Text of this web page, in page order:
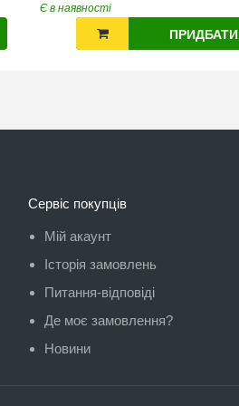
Є в наявності
ПРИДБАТИ
Сервіс покупців
Мій акаунт
Історія замовлень
Питання-відповіді
Де моє замовлення?
Новини